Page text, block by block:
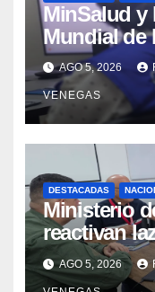
MinSalud y
Mundial de
propuesta
materia de
higiene
AGO 5, 2026
VENEGAS
DESTACADAS
Ministerio
reactivan
AGO 5, 2026